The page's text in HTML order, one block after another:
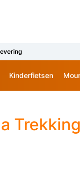
Kinderfietsen